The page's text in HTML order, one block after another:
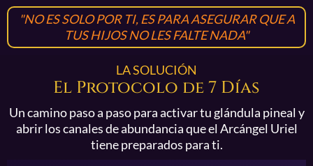
"NO ES SOLO POR TI, ES PARA ASEGURAR QUE A
TUS HIJOS NO LES FALTE NADA"
LA SOLUCIÓN
El Protocolo de 7 Días
Un camino paso a paso para activar tu glándula pineal y
abrir los canales de abundancia que el Arcángel Uriel
tiene preparados para ti.